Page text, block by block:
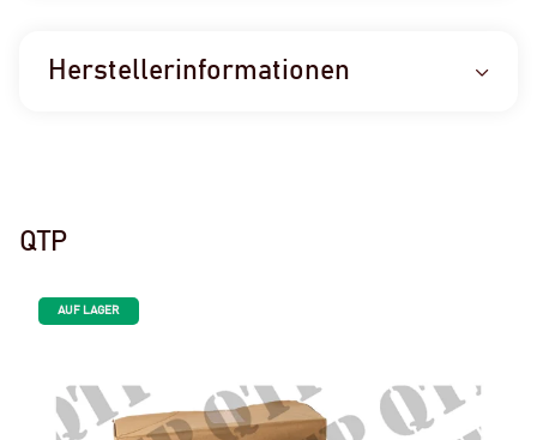
Herstellerinformationen
QTP
AUF LAGER